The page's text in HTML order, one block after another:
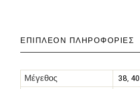
ΕΠΙΠΛΈΟΝ ΠΛΗΡΟΦΟΡΊΕΣ
Μέγεθος
38, 40